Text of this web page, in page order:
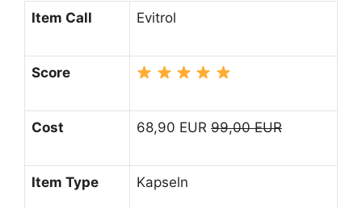
Item Call Evitrol
Score
Cost 68,90 EUR 99,00 EUR
Item Type Kapseln